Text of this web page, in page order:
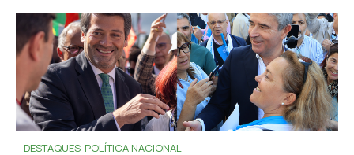
DESTAQUES POLÍTICA NACIONAL